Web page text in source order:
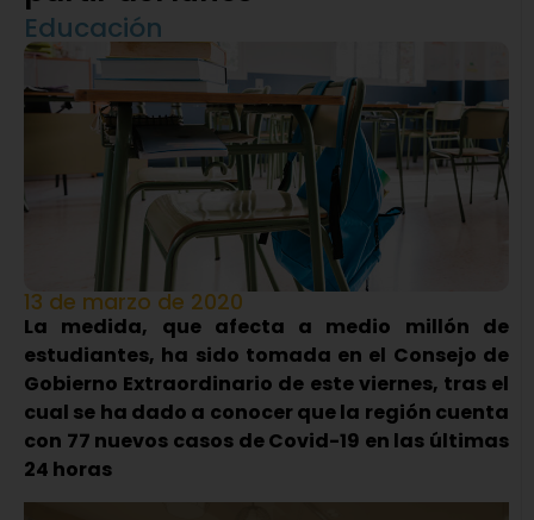
Educación
13 de marzo de 2020
La medida, que afecta a medio millón de
estudiantes, ha sido tomada en el Consejo de
Gobierno Extraordinario de este viernes, tras el
cual se ha dado a conocer que la región cuenta
con 77 nuevos casos de Covid-19 en las últimas
24 horas